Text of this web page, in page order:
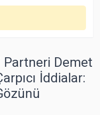
Partneri Demet
İddialar: